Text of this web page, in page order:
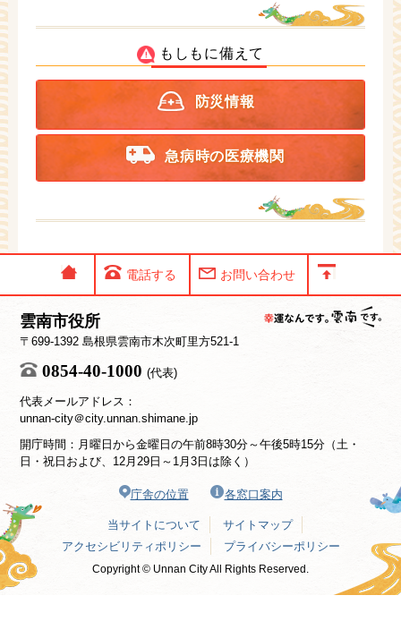
もしもに備えて
防災情報
急病時の医療機関
電話する お問い合わせ
雲南市役所
〒699-1392 島根県雲南市木次町里方521-1
0854-40-1000 (代表)
代表メールアドレス：
unnan-city＠city.unnan.shimane.jp
開庁時間：月曜日から金曜日の午前8時30分～午後5時15分（土・
日・祝日および、12月29日～1月3日は除く）
庁舎の位置 各窓口案内
当サイトについて
サイトマップ
アクセシビリティポリシー
プライバシーポリシー
Copyright © Unnan City All Rights Reserved.